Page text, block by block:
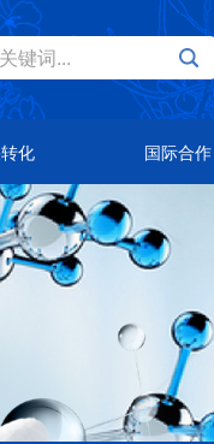
国际合作
总体概况
合作伙伴
键词...
化 国际合作